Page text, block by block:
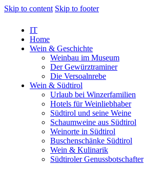
Skip to content Skip to footer
IT
Home
Wein & Geschichte
Weinbau im Museum
Der Gewürztraminer
Die Versoalnrebe
Wein & Südtirol
Urlaub bei Winzerfamilien
Hotels für Weinliebhaber
Südtirol und seine Weine
Schaumweine aus Südtirol
Weinorte in Südtirol
Buschenschänke Südtirol
Wein & Kulinarik
Südtiroler Genussbotschafter